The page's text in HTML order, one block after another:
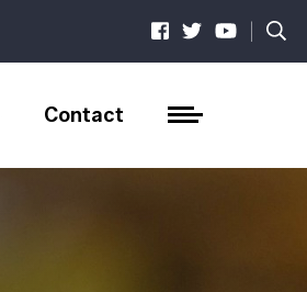
|
Contact